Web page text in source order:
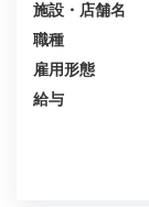
施設・店舗名
職種
雇用形態
給与